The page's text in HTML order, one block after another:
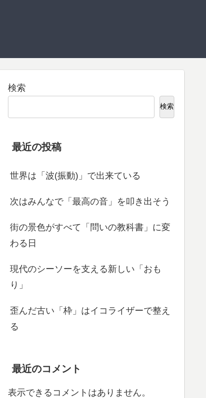
検索
検索
最近の投稿
世界は「波(振動)」で出来ている
次はみんなで「最高の音」を叩き出そう
街の景色がすべて「問いの教科書」に変
わる日
現代のシーソーを支える新しい「おも
り」
歪んだ古い「枠」はイコライザーで整え
る
最近のコメント
表示できるコメントはありません。